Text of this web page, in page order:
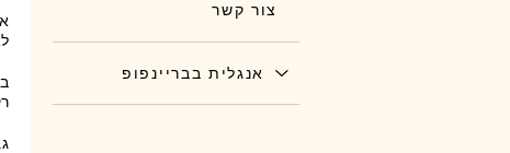
צור קשר
אנגלית בבריינפופ